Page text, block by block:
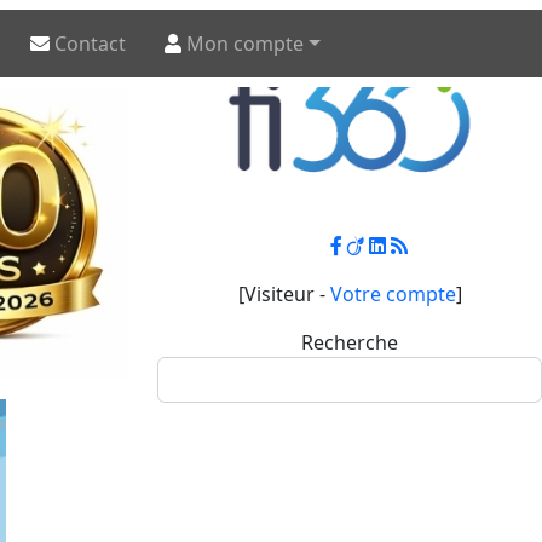
Contact Mon compte
[Visiteur -Votre compte]
Recherche